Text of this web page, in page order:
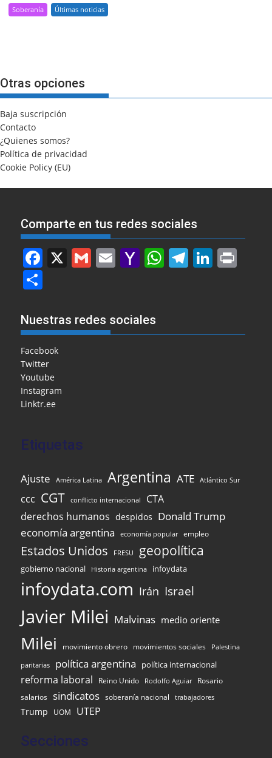
Soberanía Últimas noticias
Otras opciones
Baja suscripción
Contacto
¿Quienes somos?
Política de privacidad
Cookie Policy (EU)
Comparte en tus redes sociales
F
e
b
o
o
k
X G
l
E
l
Y
o
o
W
A
T
a
Li
dI
ar
e
Nuestras redes sociales
Facebook
Twitter
Youtube
Instagram
Linktr.ee
Etiquetas
Ajuste América Latina Argentina ATE Atlántico Sur
ccc CGT conflicto internacional
CTA
derechos humanos despidos Donald Trump
economía argentina
economía popular empleo
Estados Unidos FRESU geopolítica
gobierno nacional Historia argentina infoydata
infoydata.com Irán Israel
Javier Milei Malvinas medio oriente
Milei movimiento obrero movimientos sociales Palestina
paritarias política argentina política internacional
reforma laboral Reino Unido Rodolfo Aguiar Rosario
salarios sindicatos soberanía nacional trabajadores
Trump UOM UTEP
Secciones